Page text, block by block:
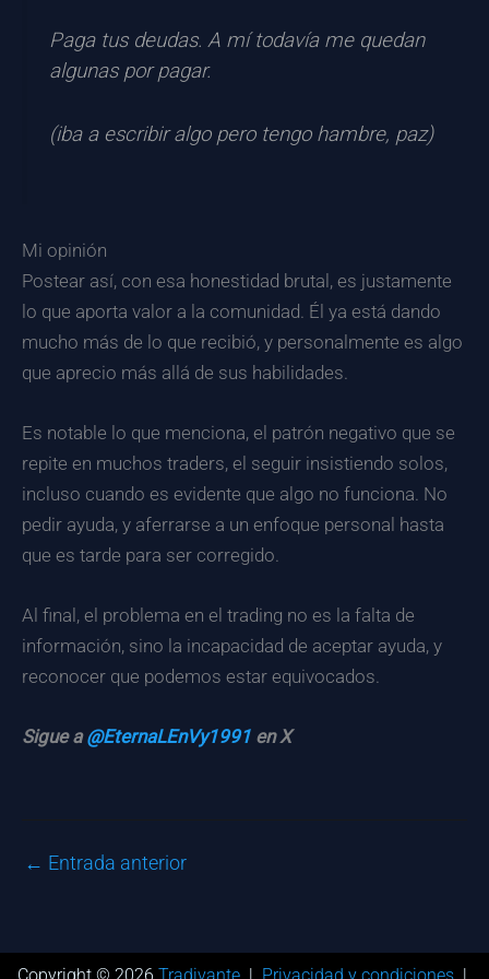
Paga tus deudas. A mí todavía me quedan
algunas por pagar.
(iba a escribir algo pero tengo hambre, paz)
Mi opinión
Postear así, con esa honestidad brutal, es justamente
lo que aporta valor a la comunidad. Él ya está dando
mucho más de lo que recibió, y personalmente es algo
que aprecio más allá de sus habilidades.
Es notable lo que menciona, el patrón negativo que se
repite en muchos traders, el seguir insistiendo solos,
incluso cuando es evidente que algo no funciona. No
pedir ayuda, y aferrarse a un enfoque personal hasta
que es tarde para ser corregido.
Al final, el problema en el trading no es la falta de
información, sino la incapacidad de aceptar ayuda, y
reconocer que podemos estar equivocados.
Sigue a@EternaLEnVy1991 en X
← Entrada anterior